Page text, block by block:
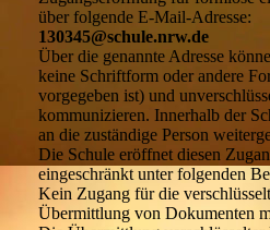
über folgende E-Mail-Adresse:
130345@schule.nrw.de
Über die genannte Adresse
keine Schriftform oder andere
vorgegeben ist) und
kommunizieren. Innerhalb der
an die zuständige Person
Die Schule eröffnet diesen
eingeschränkt unter folgenden
Kein Zugang für die
Übermittlung von Dokumenten